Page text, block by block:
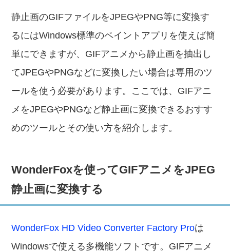
静止画のGIFファイルをJPEGやPNG等に変換す
るにはWindows標準のペイントアプリを使えば簡
単にできますが、GIFアニメから静止画を抽出し
てJPEGやPNGなどに変換したい場合は専用のツ
ールを使う必要があります。ここでは、GIFアニ
メをJPEGやPNGなど静止画に変換できるおすす
めのツールとその使い方を紹介します。
WonderFoxを使ってGIFアニメをJPEG
静止画に変換する
WonderFox HD Video Converter Factory Proは
Windowsで使える多機能ソフトです。GIFアニメ